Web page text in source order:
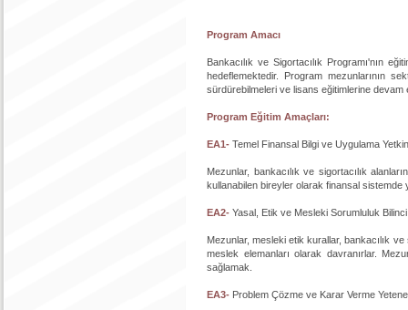
Program Amacı
Bankacılık ve Sigortacılık Programı'nın
hedeflemektedir. Program mezunlarının
sürdürebilmeleri ve lisans eğitimlerine devam
Program Eğitim Amaçları:
EA1- Temel Finansal Bilgi ve Uygulama
Mezunlar, bankacılık ve sigortacılık
kullanabilen bireyler olarak finansal sistemde
EA2- Yasal, Etik ve Mesleki Sorumluluk Bilinci
Mezunlar, mesleki etik kurallar, bankacılık
meslek elemanları olarak davranırlar.
sağlamak.
EA3- Problem Çözme ve Karar Verme